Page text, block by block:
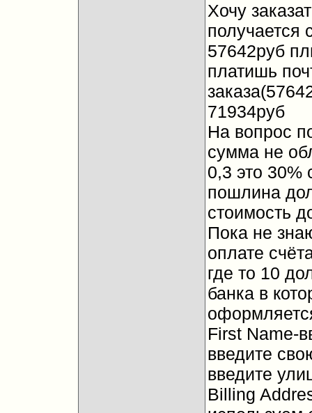
Хочу
получается
57642руб
платишь
71934руб
На вопрос
сумма не
0,3 это
пошлина
стоимость
Пока не
оплате
где то 10
банка в
First Name-
введите
введите
Billing